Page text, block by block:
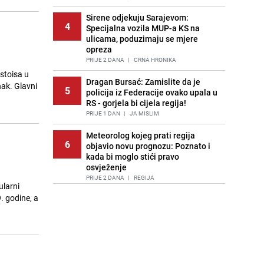
u
Glavni
godine, a
4
Sirene odjekuju Sarajevom:
Specijalna vozila MUP-a KS na
ulicama, poduzimaju se mjere
opreza
PRIJE 2 DANA | CRNA HRONIKA
5
Dragan Bursać: Zamislite da je
policija iz Federacije ovako upala u
RS - gorjela bi cijela regija!
PRIJE 1 DAN | JA MISLIM
6
Meteorolog kojeg prati regija
objavio novu prognozu: Poznato i
kada bi moglo stići pravo
osvježenje
PRIJE 2 DANA | REGIJA